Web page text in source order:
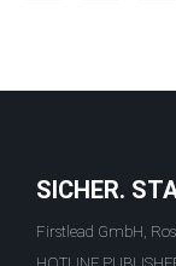
SICHER.
Firstlead GmbH,